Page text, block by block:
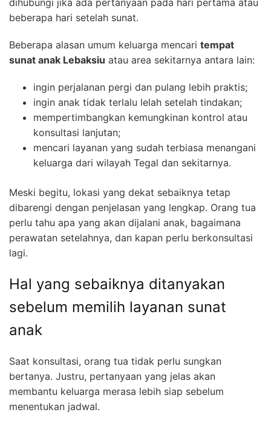
beberapa hari setelah sunat.
Beberapa alasan umum keluarga mencari tempat
sunat anak Lebaksiu atau area sekitarnya antara lain:
ingin perjalanan pergi dan pulang lebih praktis;
ingin anak tidak terlalu lelah setelah tindakan;
mempertimbangkan kemungkinan kontrol atau
konsultasi lanjutan;
mencari layanan yang sudah terbiasa menangani
keluarga dari wilayah Tegal dan sekitarnya.
Meski begitu, lokasi yang dekat sebaiknya tetap
dibarengi dengan penjelasan yang lengkap. Orang tua
perlu tahu apa yang akan dijalani anak, bagaimana
perawatan setelahnya, dan kapan perlu berkonsultasi
lagi.
Hal yang sebaiknya ditanyakan
sebelum memilih layanan sunat
anak
Saat konsultasi, orang tua tidak perlu sungkan
bertanya. Justru, pertanyaan yang jelas akan
membantu keluarga merasa lebih siap sebelum
menentukan jadwal.